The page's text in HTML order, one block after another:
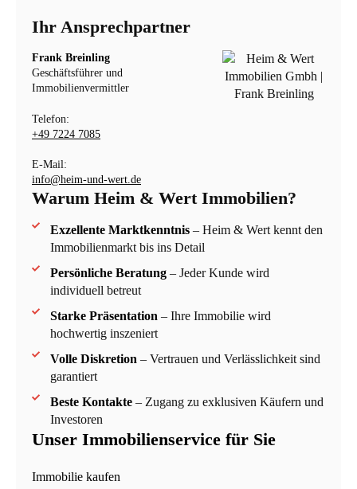
Ihr Ansprechpartner
Frank Breinling
Geschäftsführer und
Immobilienvermittler
Telefon:
+49 7224 7085
E-Mail:
info@heim-und-wert.de
Warum Heim & Wert Immobilien?
Exzellente Marktkenntnis– Heim & Wert kennt den
Immobilienmarkt bis ins Detail
Persönliche Beratung– Jeder Kunde wird
individuell betreut
Starke Präsentation – Ihre Immobilie wird
hochwertig inszeniert
Volle Diskretion – Vertrauen und Verlässlichkeit sind
garantiert
Beste Kontakte– Zugang zu exklusiven Käufern und
Investoren
Unser Immobilienservice für Sie
Immobilie kaufen